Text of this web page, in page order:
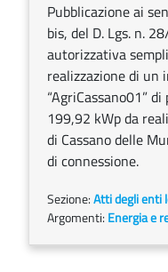
Pubblicazione ai
bis, del D. Lgs. n.
autorizzativa
realizzazione di
“AgriCassano01”
199,92 kWp da
di Cassano delle
di connessione.
Sezione:Atti degli enti
Argomenti: Energia e